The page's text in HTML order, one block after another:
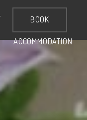
BOOK
ACCOMMODATION